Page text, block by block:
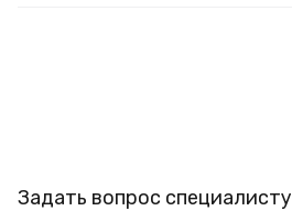
Задать вопрос специалисту